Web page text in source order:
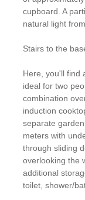
cupboard. A
natural light
Stairs to the
Here, you'll find
ideal for two
combination
induction
separate
meters with
through sliding
overlooking the
additional
toilet, shower/